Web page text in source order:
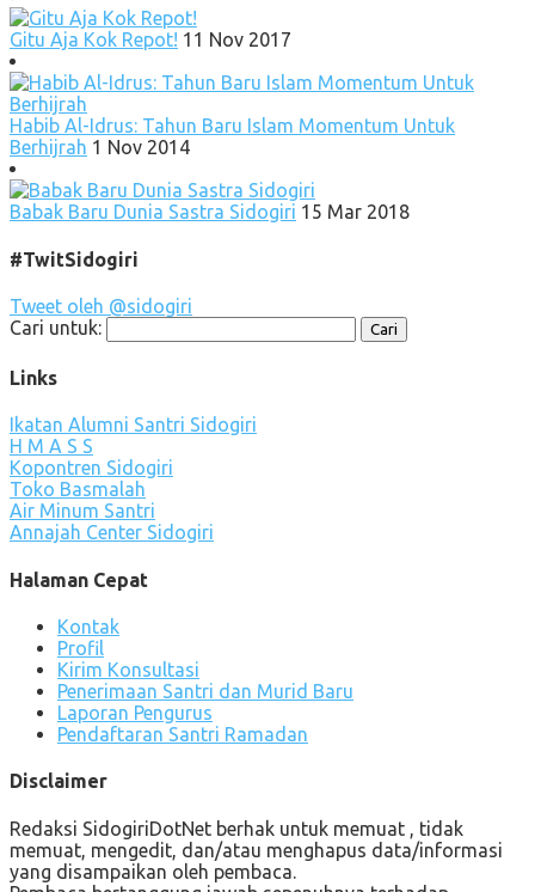
Gitu Aja Kok Repot! 11 Nov 2017
Habib Al-Idrus: Tahun Baru Islam Momentum Untuk
Berhijrah 1 Nov 2014
Babak Baru Dunia Sastra Sidogiri 15 Mar 2018
#TwitSidogiri
Tweet oleh @sidogiri
Cari untuk:
Links
Ikatan Alumni Santri Sidogiri
H M A S S
Kopontren Sidogiri
Toko Basmalah
Air Minum Santri
Annajah Center Sidogiri
Halaman Cepat
Kontak
Profil
Kirim Konsultasi
Penerimaan Santri dan Murid Baru
Laporan Pengurus
Pendaftaran Santri Ramadan
Disclaimer
Redaksi SidogiriDotNet berhak untuk memuat , tidak
memuat, mengedit, dan/atau menghapus data/informasi
yang disampaikan oleh pembaca.